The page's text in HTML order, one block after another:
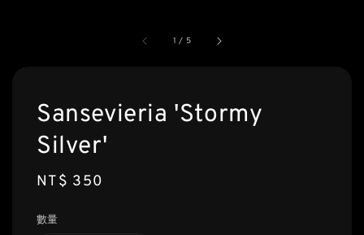
1 / 5
Sansevieria 'Stormy
Silver'
Regular
NT$ 350
數量